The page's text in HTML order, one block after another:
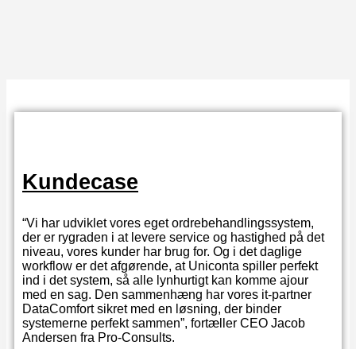
Kundecase
“Vi har udviklet vores eget ordrebehandlingssystem,
der er rygraden i at levere service og hastighed på det
niveau, vores kunder har brug for. Og i det daglige
workflow er det afgørende, at Uniconta spiller perfekt
ind i det system, så alle lynhurtigt kan komme ajour
med en sag. Den sammenhæng har vores it-partner
DataComfort sikret med en løsning, der binder
systemerne perfekt sammen”, fortæller CEO Jacob
Andersen fra Pro-Consults.